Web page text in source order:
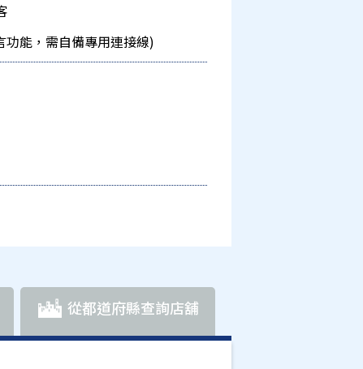
能，需自備專用連接線)
從都道府縣查詢店舖